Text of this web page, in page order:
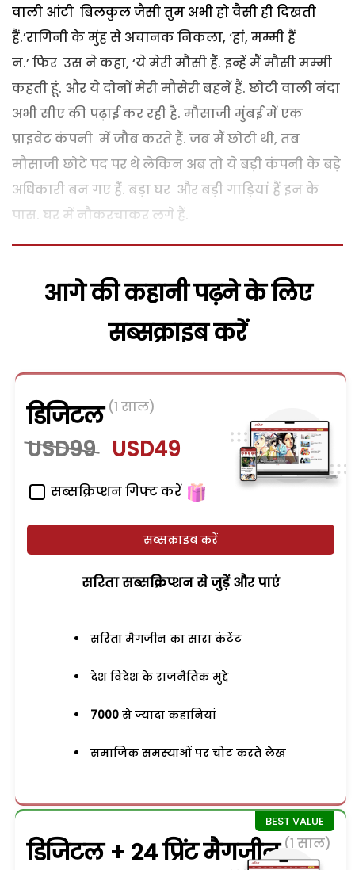
वाली आंटी बिलकुल जैसी तुम अभी हो वैसी ही दिखती
हैं.’रागिनी के मुंह से अचानक निकला, ‘हां, मम्मी हैं
न.’ फिर उस ने कहा, ‘ये मेरी मौसी हैं. इन्हें मैं मौसी मम्मी
कहती हूं. और ये दोनों मेरी मौसेरी बहनें हैं. छोटी वाली नंदा
अभी सीए की पढ़ाई कर रही है. मौसाजी मुंबई में एक
प्राइवेट कंपनी में जौब करते हैं. जब मैं छोटी थी, तब
मौसाजी छोटे पद पर थे लेकिन अब तो ये बड़ी कंपनी के बड़े
अधिकारी बन गए हैं. बड़ा घर और बड़ी गाड़ियां हैं इन के
पास. घर में नौकरचाकर लगे हैं.
आगे की कहानी पढ़ने के लिए
सब्सक्राइब करें
डिजिटल (1 साल)
USD99 USD49
सब्सक्रिप्शन गिफ्ट करें
सब्सक्राइब करें
सरिता सब्सक्रिप्शन से जुड़ेें और पाएं
सरिता मैगजीन का सारा कंटेंट
देश विदेश के राजनैतिक मुद्दे
7000 से ज्यादा कहानियां
समाजिक समस्याओं पर चोट करते लेख
डिजिटल + 24 प्रिंट मैगजीन (1 साल)